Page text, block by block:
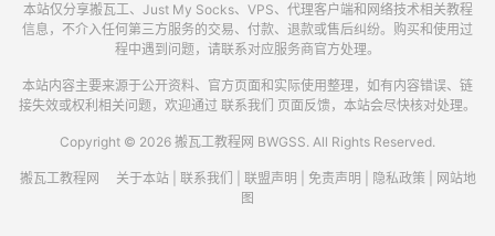
本站仅分享搬瓦工、Just My Socks、VPS、代理客户端和网络技术相关教程
信息，不介入任何第三方服务的交易、付款、退款或售后纠纷。购买和使用过
程中遇到问题，请联系对应服务商官方处理。
本站内容主要来源于公开资料、官方页面和实际使用整理，如有内容错误、链
接失效或权利相关问题，欢迎通过 联系我们 页面反馈，本站会尽快核对处理。
Copyright © 2026 搬瓦工教程网 BWGSS. All Rights Reserved.
搬瓦工教程网 关于本站| 联系我们 联盟声明 免责声明 隐私政策
网站地
图